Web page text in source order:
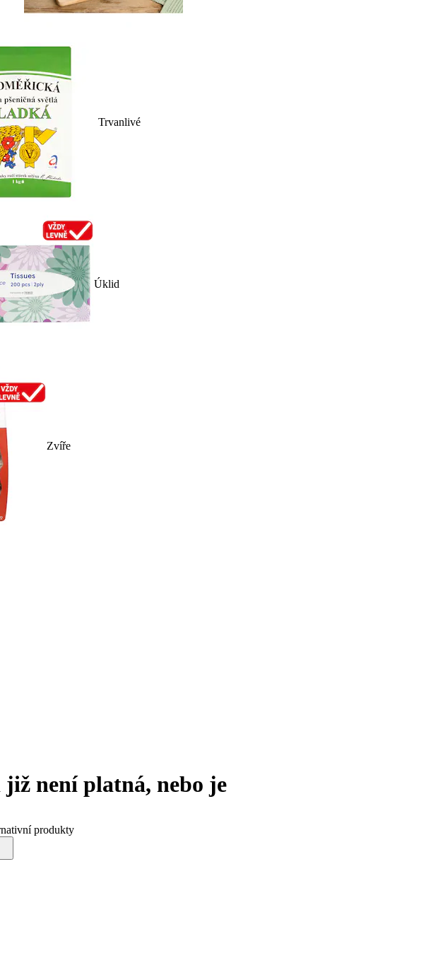
Trvanlivé
Úklid
Zvíře
není platná, nebo je
produkty